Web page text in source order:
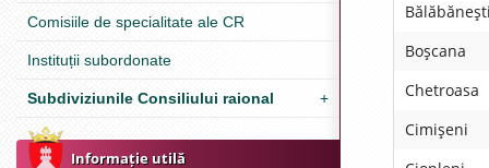
Comisiile de specialitate ale CR
Instituții subordonate
Subdiviziunile Consiliului raional +
Informație utilă
Boşcana
Chetroasa
Cimişeni